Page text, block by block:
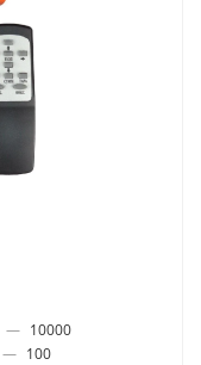
— 10000
— 100